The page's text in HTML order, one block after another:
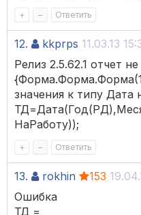
+ – Ответить
12. kkprps 11.03.13
Релиз 2.5.62.1 отчет
значения к типу
НаРаботу));
+ – Ответить
13. rokhin 153
Ошибка
ТД =